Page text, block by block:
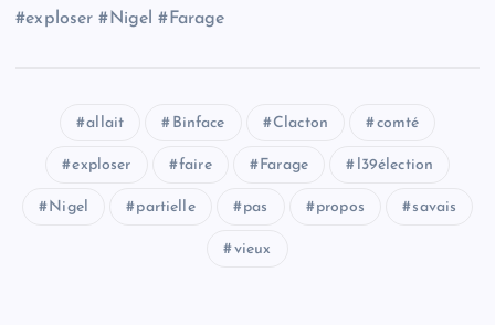
#exploser #Nigel #Farage
allait Binface Clacton comté
exploser faire Farage l39élection
Nigel partielle pas propos savais
vieux